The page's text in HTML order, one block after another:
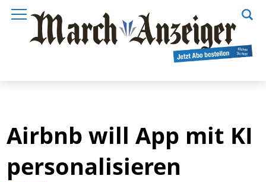
Airbnb will App mit KI
personalisieren